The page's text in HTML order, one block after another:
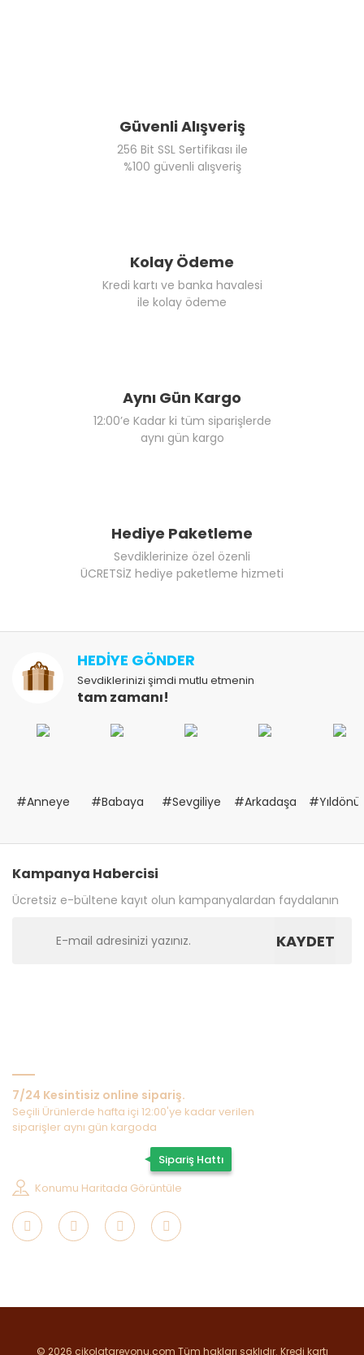
Güvenli Alışveriş
256 Bit SSL Sertifikası ile
%100 güvenli alışveriş
Kolay Ödeme
Kredi kartı ve banka havalesi
ile kolay ödeme
Aynı Gün Kargo
12:00’e Kadar ki tüm siparişlerde
aynı gün kargo
Hediye Paketleme
Sevdiklerinize özel özenli
ÜCRETSİZ hediye paketleme hizmeti
HEDİYE GÖNDER
Sevdiklerinizi şimdi mutlu etmenin
tam zamanı!
#Anneye #Babaya #Sevgiliye #Arkadaşa
Kampanya Habercisi
Ücretsiz e-bültene kayıt olun kampanyalardan faydalanın
KAYDET
7/24 Kesintisiz online sipariş.
Seçili Ürünlerde hafta içi 12:00'ye kadar verilen
siparişler aynı gün kargoda
Sipariş Hattı
Konumu Haritada Görüntüle
© 2026 cikolatareyonu.com Tüm hakları saklıdır. Kredi kartı